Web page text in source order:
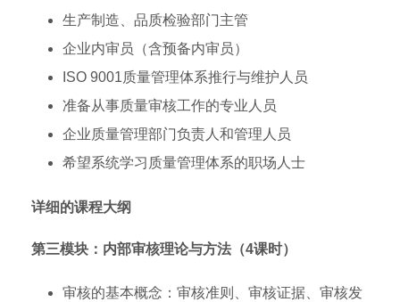
生产制造、品质检验部门主管
企业内审员（含预备内审员）
ISO 9001质量管理体系推行与维护人员
准备从事质量审核工作的专业人员
企业质量管理部门负责人和管理人员
希望系统学习质量管理体系的职场人士
详细的课程大纲
第三模块：内部审核理论与方法（4课时）
审核的基本概念：审核准则、审核证据、审核发